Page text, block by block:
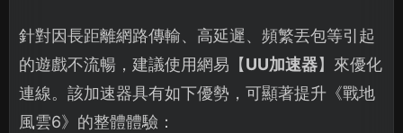
針對因長距離網路傳輸、高延遲、頻繁丟包等引起
的遊戲不流暢，建議使用網易【UU加速器】來優化
連線。該加速器具有如下優勢，可顯著提升《戰地
風雲6》的整體體驗：